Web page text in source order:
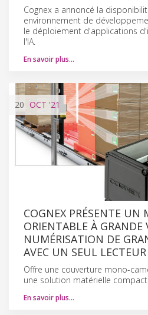
Cognex a annoncé la
environnement de
le déploiement d'applications
l'IA.
En savoir plus…
20 OCT '21
COGNEX PRÉSENTE UN
ORIENTABLE À GRANDE
NUMÉRISATION DE
AVEC UN SEUL
Offre une couverture mono-
une solution matérielle
En savoir plus…